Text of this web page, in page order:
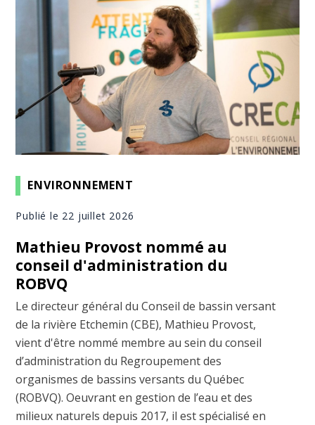
ENVIRONNEMENT
Publié le 22 juillet 2026
Mathieu Provost nommé au
conseil d'administration du
ROBVQ
Le directeur général du Conseil de bassin versant
de la rivière Etchemin (CBE), Mathieu Provost,
vient d'être nommé membre au sein du conseil
d’administration du Regroupement des
organismes de bassins versants du Québec
(ROBVQ). Oeuvrant en gestion de l’eau et des
milieux naturels depuis 2017, il est spécialisé en